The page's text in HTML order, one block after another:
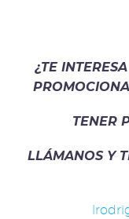
¿TE
TENER
LLÁMANOS Y